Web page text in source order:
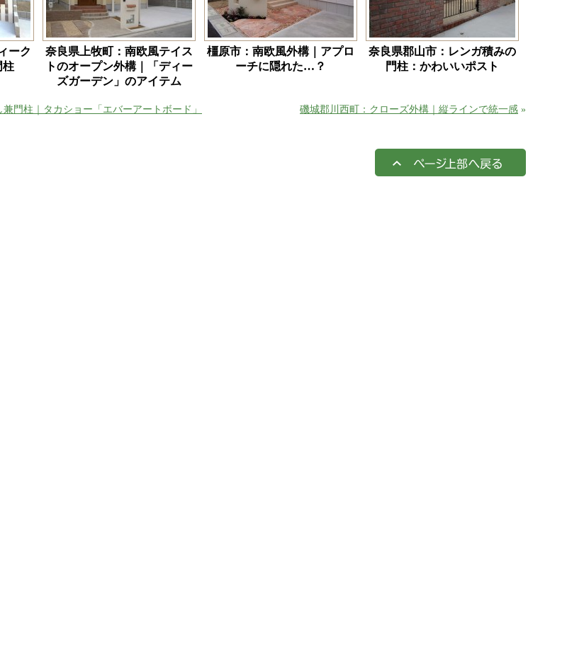
ーク
柱
奈良県上牧町：南欧風テイス
トのオープン外構｜「ディー
ズガーデン」のアイテム
橿原市：南欧風外構｜アプロ
ーチに隠れた…？
奈良県郡山市：レンガ積みの
門柱：かわいいポスト
門柱｜タカショー「エバーアートボード」 磯城郡川西町：クローズ外構｜縦ラインで統一感 »